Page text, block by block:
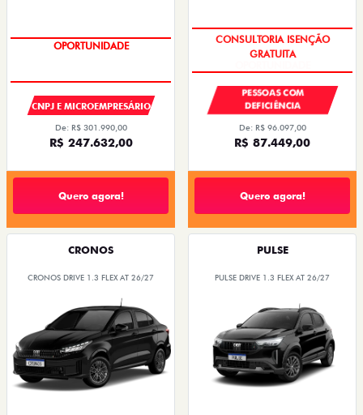
OPORTUNIDADE
CNPJ E MICROEMPRESÁRIO
De: R$ 301.990,00
R$ 247.632,00
Quero agora!
CONSULTORIA ISENÇÃO
GRATUITA
PESSOAS COM
DEFICIÊNCIA
De: R$ 96.097,00
R$ 87.449,00
Quero agora!
CRONOS
CRONOS DRIVE 1.3 FLEX AT 26/27
PULSE
PULSE DRIVE 1.3 FLEX AT 26/27